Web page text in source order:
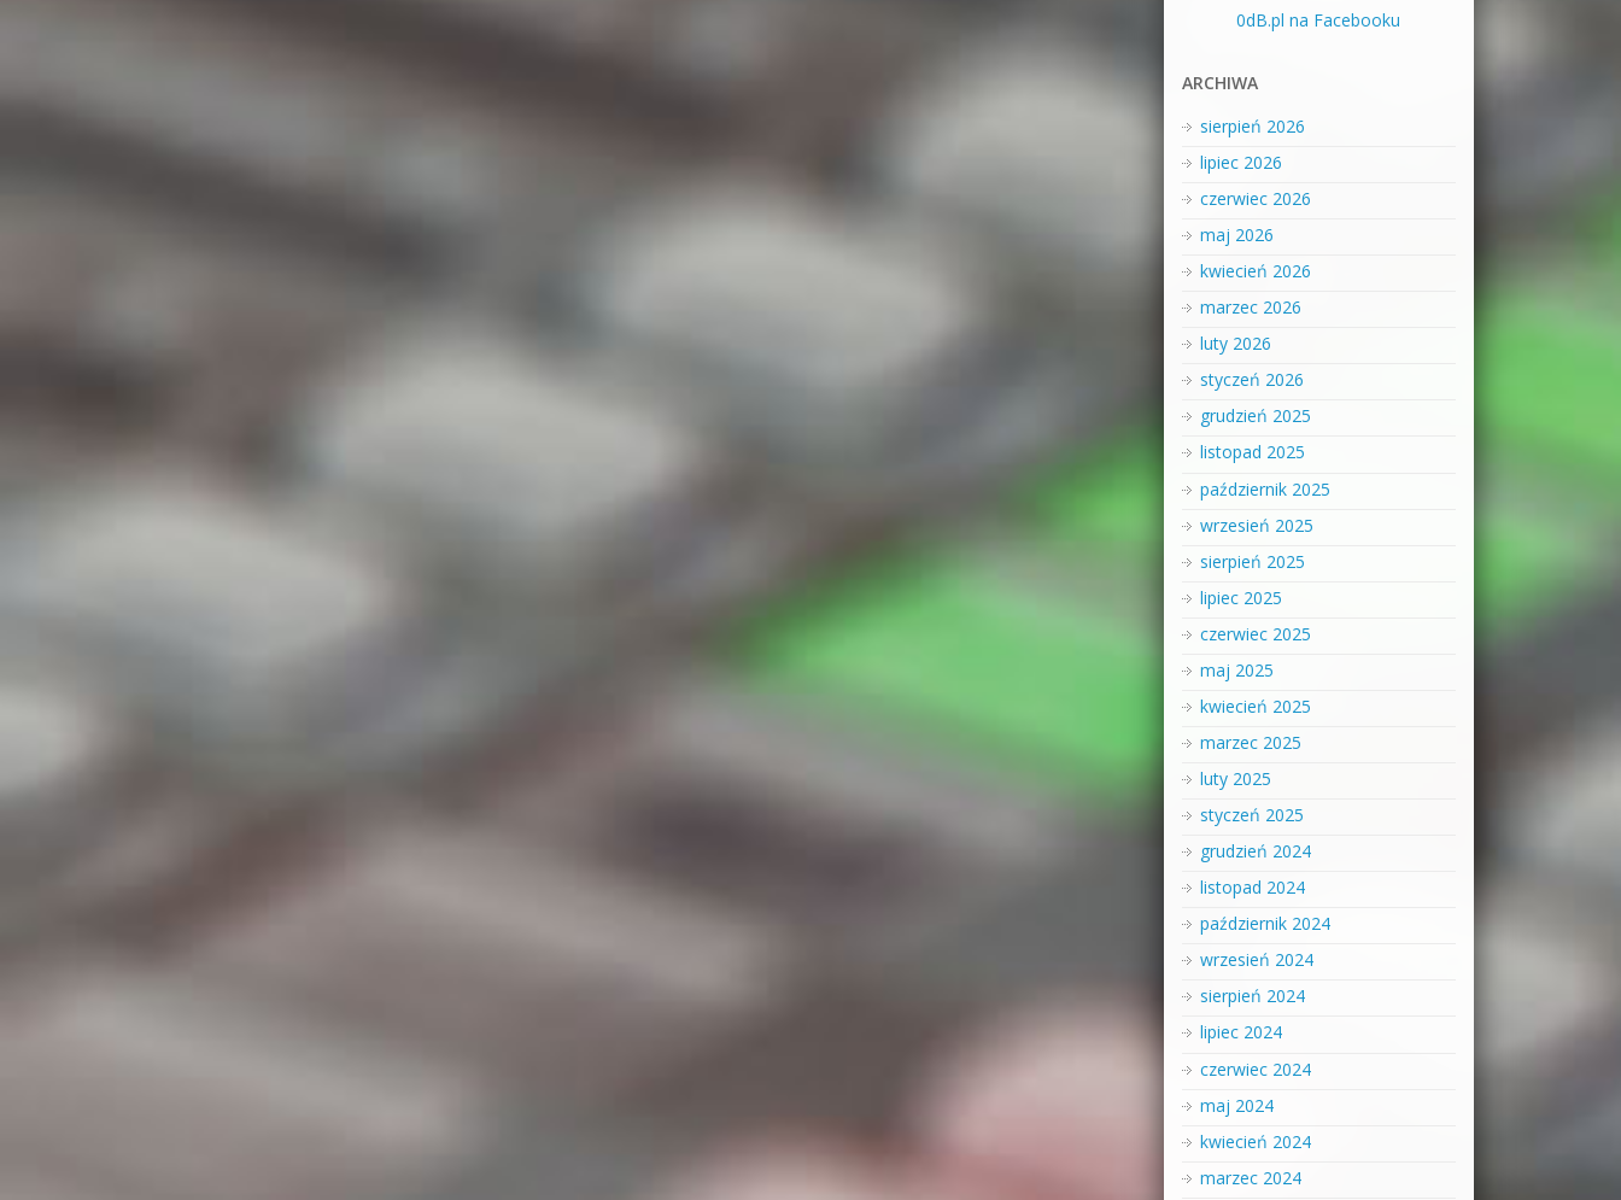
0dB.pl na Facebooku
ARCHIWA
sierpień 2026
lipiec 2026
czerwiec 2026
maj 2026
kwiecień 2026
marzec 2026
luty 2026
styczeń 2026
grudzień 2025
listopad 2025
październik 2025
wrzesień 2025
sierpień 2025
lipiec 2025
czerwiec 2025
maj 2025
kwiecień 2025
marzec 2025
luty 2025
styczeń 2025
grudzień 2024
listopad 2024
październik 2024
wrzesień 2024
sierpień 2024
lipiec 2024
czerwiec 2024
maj 2024
kwiecień 2024
marzec 2024